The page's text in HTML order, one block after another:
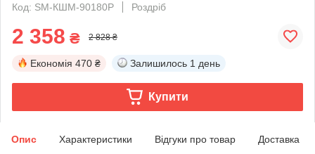
Код: SM-КШМ-90180Р
Роздріб
2 358 ₴ 2 828 ₴
Економія 470 ₴ Залишилось 1 день
Купити
Опис Характеристики Відгуки про товар Доставка